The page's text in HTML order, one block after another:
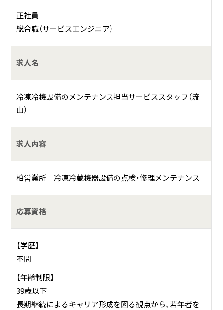
具体的には？
千葉県内のスーパー・ドラックストア・コンビニなどの修理
を担当していただきます。サービスカーを運転してスーパ
ー・ドラックストア・コンビニの各店へ出向き、冷凍冷蔵設備
正社員
総合職（サービスエンジニア）
求人名
冷凍冷機設備のメンテナンス担当サービススタッフ（流
山）
求人内容
柏営業所 冷凍冷蔵機器設備の点検・修理メンテナンス
応募資格
【学歴】
不問
【年齢制限】
39歳以下
長期継続によるキャリア形成を図る観点から、若年者を